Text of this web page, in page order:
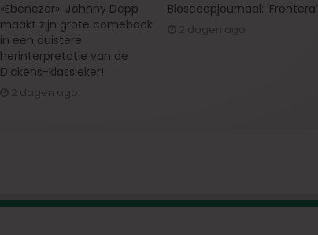
«Ebenezer»: Johnny Depp
maakt zijn grote comeback
in een duistere
herinterpretatie van de
Dickens-klassieker!
2 dagen ago
Bioscoopjournaal: ‘Frontera’
2 dagen ago